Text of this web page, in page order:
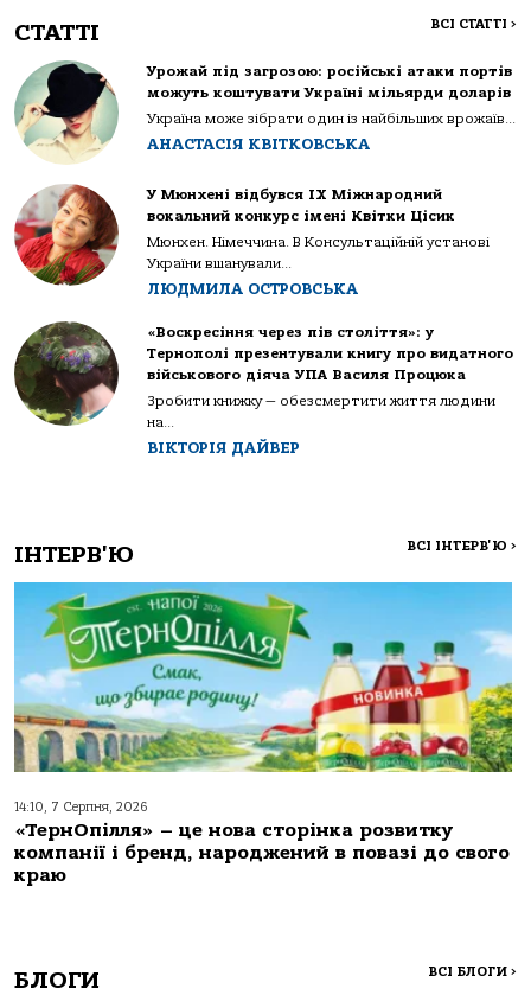
СТАТТІ ВСІ СТАТТІ >
Урожай під загрозою: російські атаки портів
можуть коштувати Україні мільярди доларів
Україна може зібрати один із найбільших врожаїв...
АНАСТАСІЯ КВІТКОВСЬКА
У Мюнхені відбувся IX Міжнародний
вокальний конкурс імені Квітки Цісик
Мюнхен. Німеччина. В Консультаційній установі
України вшанували...
ЛЮДМИЛА ОСТРОВСЬКА
«Воскресіння через пів століття»: у
Тернополі презентували книгу про видатного
військового діяча УПА Василя Процюка
Зробити книжку — обезсмертити життя людини
на...
ВІКТОРІЯ ДАЙВЕР
ІНТЕРВ'Ю ВСІ ІНТЕРВ'Ю >
14:10, 7 Серпня, 2026
«ТернОпілля» – це нова сторінка розвитку
компанії і бренд, народжений в повазі до свого
краю
БЛОГИ ВСІ БЛОГИ >